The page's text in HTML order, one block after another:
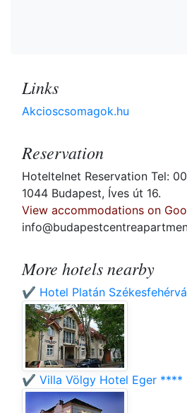
Links
Akcioscsomagok.hu
Reservation
Hoteltelnet Reservation Tel:
1044 Budapest, Íves út 16.
View accommodations on
More hotels nearby
✔️ Hotel Platán
✔️ Villa Völgy Hotel Eger ****